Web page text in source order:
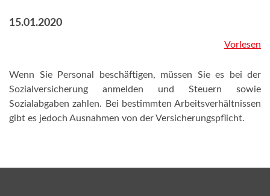
15.01.2020
Vorlesen
Wenn Sie Personal beschäftigen, müssen Sie es bei der
Sozialversicherung anmelden und Steuern sowie
Sozialabgaben zahlen. Bei bestimmten Arbeitsverhältnissen
gibt es jedoch Ausnahmen von der Versicherungspflicht.